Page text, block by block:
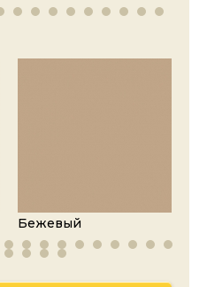
Бежевый